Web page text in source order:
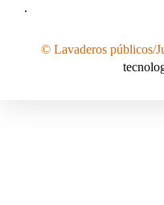
.
© Lavaderos públicos/